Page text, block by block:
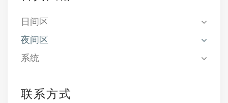
日间区
夜间区
系统
联系方式